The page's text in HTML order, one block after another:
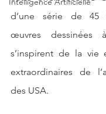
d’une série de 45
œuvres
s’inspirent de la vie
extraordinaires de
des USA.